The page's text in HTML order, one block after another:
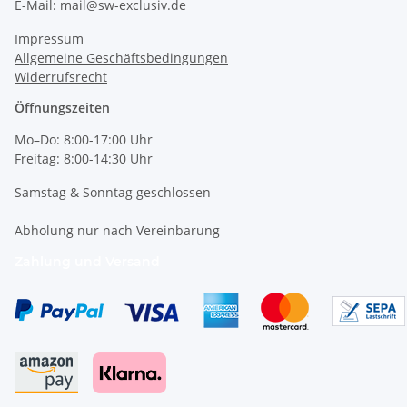
E-Mail: mail@sw-exclusiv.de
Impressum
Allgemeine Geschäftsbedingungen
Widerrufsrecht
Öffnungszeiten
Mo–Do: 8:00-17:00 Uhr
Freitag: 8:00-14:30 Uhr
Samstag & Sonntag geschlossen
Abholung nur nach Vereinbarung